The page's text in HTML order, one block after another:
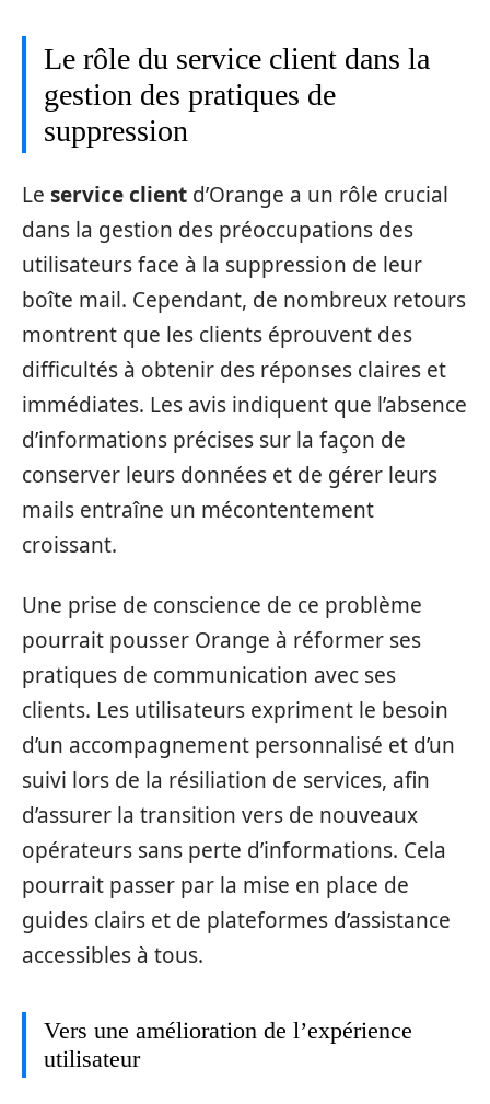
Le rôle du service client dans la
gestion des pratiques de
suppression
Le service client d’Orange a un rôle crucial
dans la gestion des préoccupations des
utilisateurs face à la suppression de leur
boîte mail. Cependant, de nombreux retours
montrent que les clients éprouvent des
difficultés à obtenir des réponses claires et
immédiates. Les avis indiquent que l’absence
d’informations précises sur la façon de
conserver leurs données et de gérer leurs
mails entraîne un mécontentement
croissant.
Une prise de conscience de ce problème
pourrait pousser Orange à réformer ses
pratiques de communication avec ses
clients. Les utilisateurs expriment le besoin
d’un accompagnement personnalisé et d’un
suivi lors de la résiliation de services, afin
d’assurer la transition vers de nouveaux
opérateurs sans perte d’informations. Cela
pourrait passer par la mise en place de
guides clairs et de plateformes d’assistance
accessibles à tous.
Vers une amélioration de l’expérience
utilisateur